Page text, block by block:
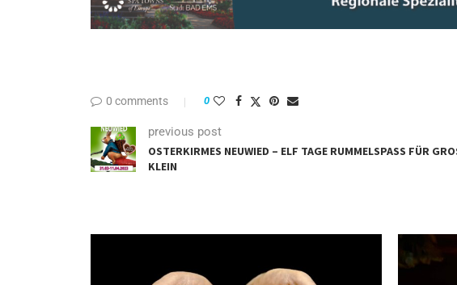
0 comments 0
previous post
OSTERKIRMES NEUWIED – ELF TAGE RUMMELSPASS FÜR
EIN